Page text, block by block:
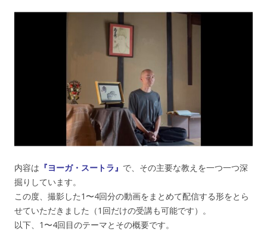
内容は 『ヨーガ・スートラ』 で、その主要な教えを一つ一つ深
掘りしています。
この度、撮影した1〜4回分の動画をまとめて配信する形をとら
せていただきました（1回だけの受講も可能です）。
以下、1〜4回目のテーマとその概要です。